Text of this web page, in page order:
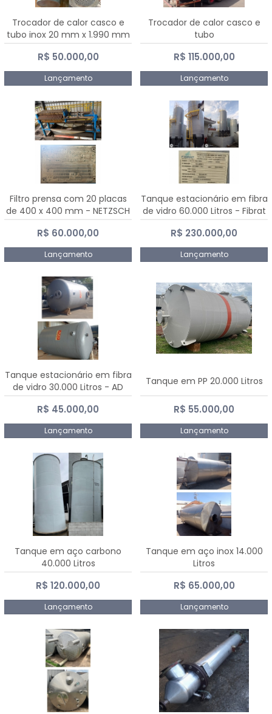
Trocador de calor casco e
tubo inox 20 mm x 1.990 mm
R$ 50.000,00
Lançamento
Trocador de calor casco e
tubo
R$ 115.000,00
Lançamento
Filtro prensa com 20 placas
de 400 x 400 mm - NETZSCH
R$ 60.000,00
Lançamento
Tanque estacionário em fibra
de vidro 60.000 Litros - Fibrat
R$ 230.000,00
Lançamento
Tanque estacionário em fibra
de vidro 30.000 Litros - AD
Fibras
R$ 45.000,00
Lançamento
Tanque em PP 20.000 Litros
R$ 55.000,00
Lançamento
Tanque em aço carbono
40.000 Litros
R$ 120.000,00
Lançamento
Tanque em aço inox 14.000
Litros
R$ 65.000,00
Lançamento